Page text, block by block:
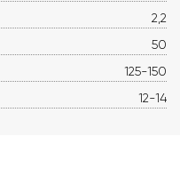
2,2
50
125-150
12-14